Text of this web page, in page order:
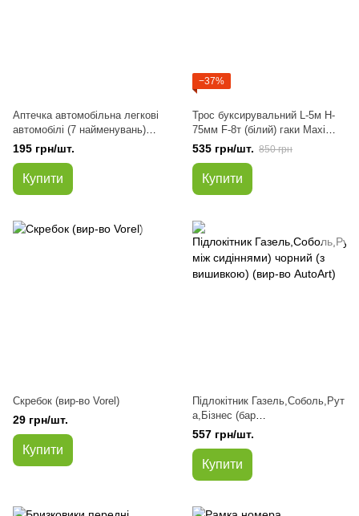
Аптечка автомобільна легкові
автомобілі (7 найменувань)
АМА-1 zip-пакет
195 грн/шт.
Купити
−37%
Трос буксирувальний L-5м H-
75мм F-8т (білий) гаки Maxi
(вир-во Elegant, Польща)
535 грн/шт. 850 грн
Купити
Скребок (вир-во Vorel)
29 грн/шт.
Купити
Підлокітник Газель,Соболь,Рут
а,Бізнес (бар
між сидіннями) чорний (з
вишивкою) (вир-во AutoArt)
557 грн/шт.
Купити